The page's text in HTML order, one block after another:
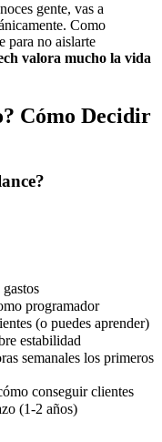
gente, vas a
Como
para no aislarte
valora mucho la vida
Cómo Decidir
programador
(o puedes aprender)
estabilidad
semanales los primeros
conseguir clientes
(1-2 años)